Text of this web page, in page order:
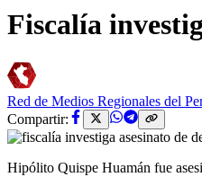
Fiscalía
Red de Medios Regionales del
Compartir:
Hipólito Quispe Huamán fue